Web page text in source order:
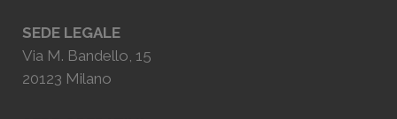
SEDE LEGALE
Via M. Bandello, 15
20123 Milano